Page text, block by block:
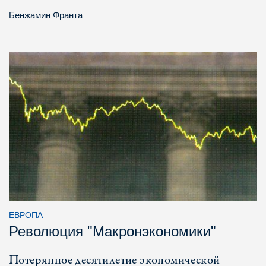
Бенжамин Франта
ЕВРОПА
Революция "Макронэкономики"
Потерянное десятилетие экономической